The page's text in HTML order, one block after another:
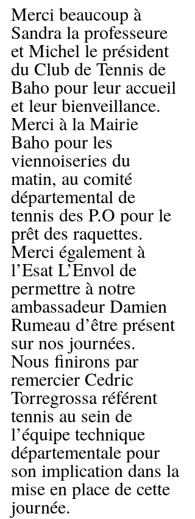
Merci beaucoup à
Sandra la professeure
et Michel le président
du Club de Tennis de
Baho pour leur accueil
et leur bienveillance.
Merci à la Mairie
Baho pour les
viennoiseries du
matin, au comité
départemental de
tennis des P.O pour le
prêt des raquettes.
Merci également à
l’Esat L’Envol de
permettre à notre
ambassadeur Damien
Rumeau d’être présent
sur nos journées.
Nous finirons par
remercier Cedric
Torregrossa référent
tennis au sein de
l’équipe technique
départementale pour
son implication dans la
mise en place de cette
journée.